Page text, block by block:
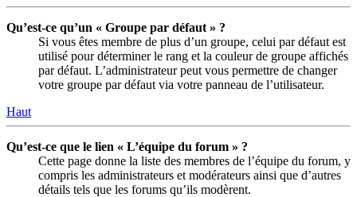
Qu’est-ce qu’un « Groupe par défaut » ?
Si vous êtes membre de plus d’un groupe, celui par défaut est
utilisé pour déterminer le rang et la couleur de groupe affichés
par défaut. L’administrateur peut vous permettre de changer
votre groupe par défaut via votre panneau de l’utilisateur.
Haut
Qu’est-ce que le lien « L’équipe du forum » ?
Cette page donne la liste des membres de l’équipe du forum, y
compris les administrateurs et modérateurs ainsi que d’autres
détails tels que les forums qu’ils modèrent.